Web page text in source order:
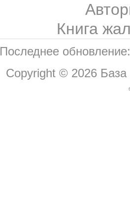
Книга
Последнее
Copyright © 2026 База